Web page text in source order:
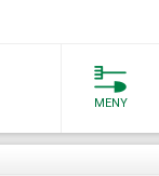
MENY